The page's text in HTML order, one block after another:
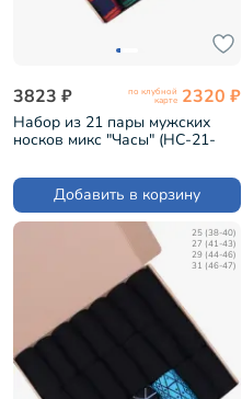
3823 ₽ по клубной
карте 2320 ₽
Набор из 21 пары мужских
носков микс "Часы" (НС-21-
Добавить в корзину
25 (38-40)
27 (41-43)
29 (44-46)
31 (46-47)